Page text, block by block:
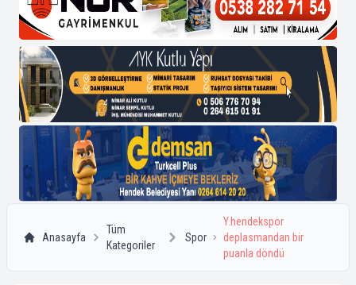
Anasayfa
Tüm
Kategoriler
Spor
Y.hendekspor
deplasmandan bir
puanla döndü